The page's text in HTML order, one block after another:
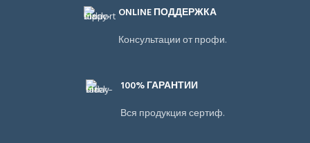
ONLINE ПОДДЕРЖКА
Консультации от профи.
100% ГАРАНТИИ
Вся продукция сертиф.